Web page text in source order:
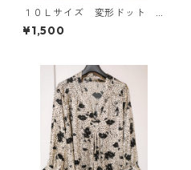
１０Ｌサイズ 変形ドット
花柄 ボウタイブラウス オ
フホワイト KAE-4778
¥1,500